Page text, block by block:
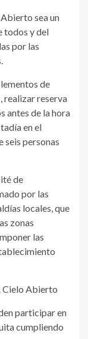
sea un
todos y del
por las
de
realizar reserva
antes de la hora
en el
seis personas
de
por las
locales, que
zonas
las
Cielo Abierto
participar en
cumpliendo